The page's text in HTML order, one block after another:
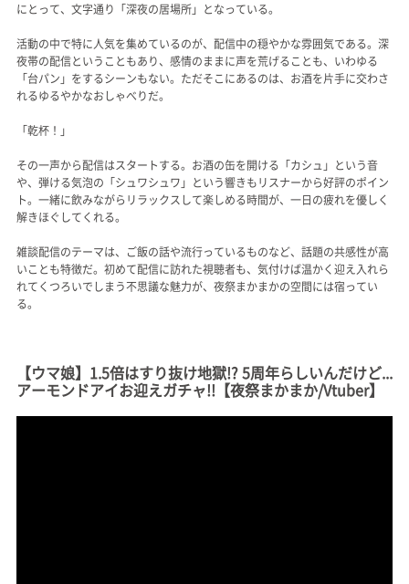
にとって、文字通り「深夜の居場所」となっている。
活動の中で特に人気を集めているのが、配信中の穏やかな雰囲気である。深
夜帯の配信ということもあり、感情のままに声を荒げることも、いわゆる
「台パン」をするシーンもない。ただそこにあるのは、お酒を片手に交わさ
れるゆるやかなおしゃべりだ。
「乾杯！」
その一声から配信はスタートする。お酒の缶を開ける「カシュ」という音
や、弾ける気泡の「シュワシュワ」という響きもリスナーから好評のポイン
ト。一緒に飲みながらリラックスして楽しめる時間が、一日の疲れを優しく
解きほぐしてくれる。
雑談配信のテーマは、ご飯の話や流行っているものなど、話題の共感性が高
いことも特徴だ。初めて配信に訪れた視聴者も、気付けば温かく迎え入れら
れてくつろいでしまう不思議な魅力が、夜祭まかまかの空間には宿ってい
る。
【ウマ娘】1.5倍はすり抜け地獄!? 5周年らしいんだけど...
アーモンドアイお迎えガチャ!!【夜祭まかまか/Vtuber】